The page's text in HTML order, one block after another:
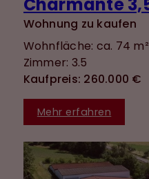
Wohnung zu kaufen
Wohnfläche: ca. 74 m²
Zimmer: 3.5
Kaufpreis: 260.000 €
Mehr erfahren